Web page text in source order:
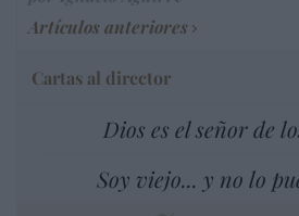
Artículos anteriores
Cartas al director
Dios es el señor de
Soy viejo... y no lo